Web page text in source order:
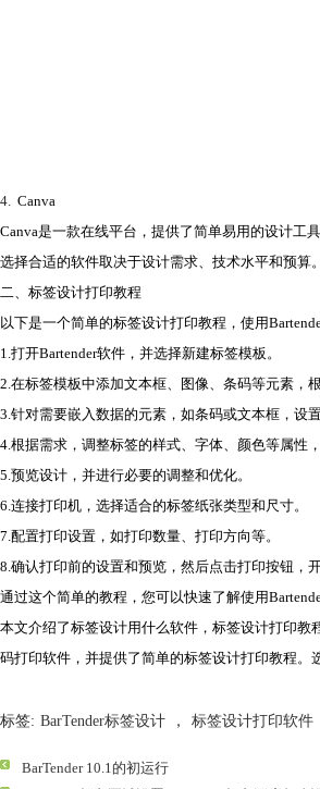
4. Canva
Canva是一款在线平台，提供了简单易用的设计工
选择合适的软件取决于设计需求、技术水平和预算
二、标签设计打印教程
以下是一个简单的标签设计打印教程，使用
1.打开Bartender软件，并选择新建标签模板。
2.在标签模板中添加文本框、图像、条码等元素，
3.针对需要嵌入数据的元素，如条码或文本框，设
4.根据需求，调整标签的样式、字体、颜色等属性
5.预览设计，并进行必要的调整和优化。
6.连接打印机，选择适合的标签纸张类型和尺寸。
7.配置打印设置，如打印数量、打印方向等。
8.确认打印前的设置和预览，然后点击打印按钮，
通过这个简单的教程，您可以快速了解使用
本文介绍了标签设计用什么软件，标签设计打印
码打印软件，并提供了简单的标签设计打印教程。
标签: BarTender标签设计 ， 标签设计打印软件
BarTender 10.1的初运行